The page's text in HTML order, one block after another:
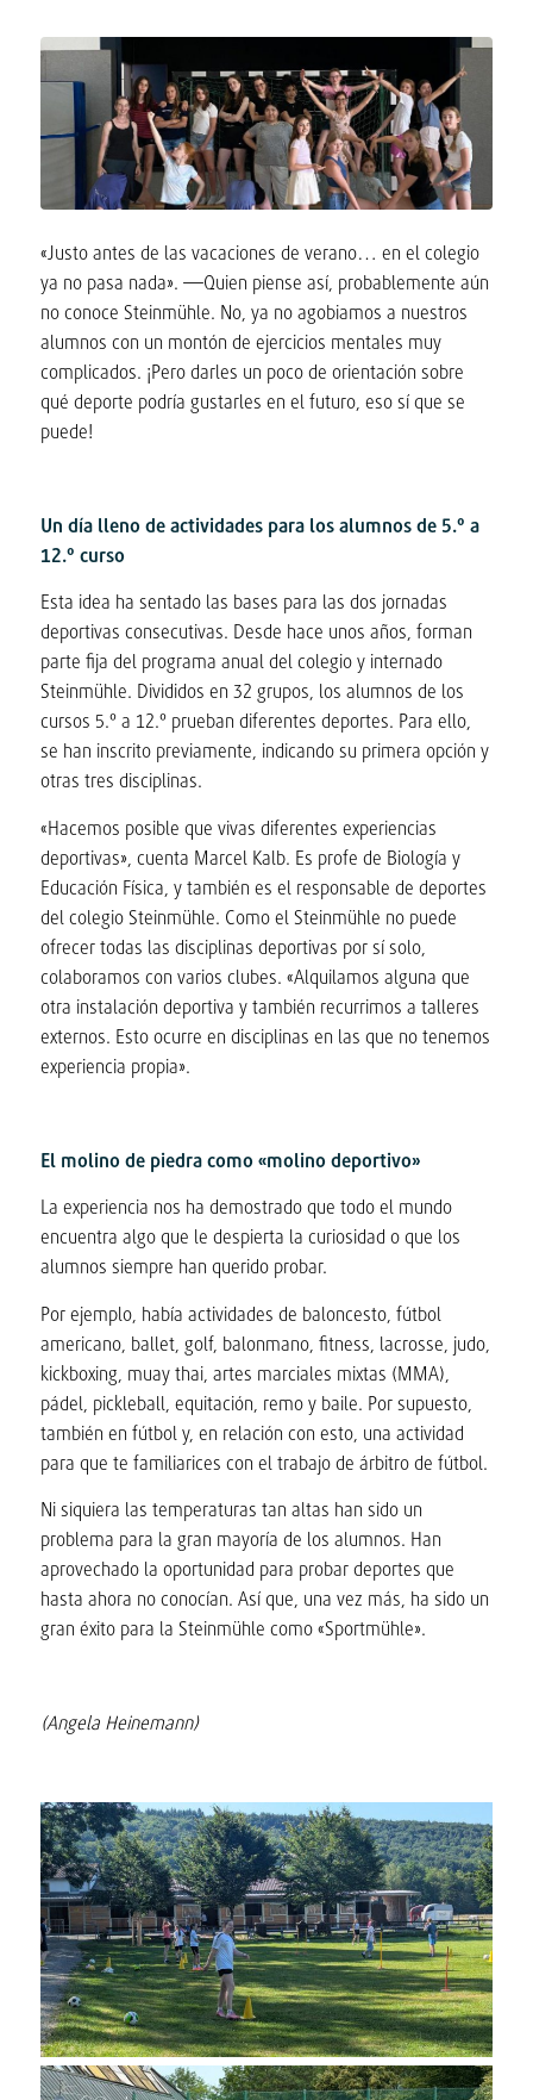
«Justo antes de las vacaciones de verano… en el colegio
ya no pasa nada». —Quien piense así, probablemente aún
no conoce Steinmühle. No, ya no agobiamos a nuestros
alumnos con un montón de ejercicios mentales muy
complicados. ¡Pero darles un poco de orientación sobre
qué deporte podría gustarles en el futuro, eso sí que se
puede!
Un día lleno de actividades para los alumnos de 5.º a
12.º curso
Esta idea ha sentado las bases para las dos jornadas
deportivas consecutivas. Desde hace unos años, forman
parte fija del programa anual del colegio y internado
Steinmühle. Divididos en 32 grupos, los alumnos de los
cursos 5.º a 12.º prueban diferentes deportes. Para ello,
se han inscrito previamente, indicando su primera opción y
otras tres disciplinas.
«Hacemos posible que vivas diferentes experiencias
deportivas», cuenta Marcel Kalb. Es profe de Biología y
Educación Física, y también es el responsable de deportes
del colegio Steinmühle. Como el Steinmühle no puede
ofrecer todas las disciplinas deportivas por sí solo,
colaboramos con varios clubes. «Alquilamos alguna que
otra instalación deportiva y también recurrimos a talleres
externos. Esto ocurre en disciplinas en las que no tenemos
experiencia propia».
El molino de piedra como «molino deportivo»
La experiencia nos ha demostrado que todo el mundo
encuentra algo que le despierta la curiosidad o que los
alumnos siempre han querido probar.
Por ejemplo, había actividades de baloncesto, fútbol
americano, ballet, golf, balonmano, fitness, lacrosse, judo,
kickboxing, muay thai, artes marciales mixtas (MMA),
pádel, pickleball, equitación, remo y baile. Por supuesto,
también en fútbol y, en relación con esto, una actividad
para que te familiarices con el trabajo de árbitro de fútbol.
Ni siquiera las temperaturas tan altas han sido un
problema para la gran mayoría de los alumnos. Han
aprovechado la oportunidad para probar deportes que
hasta ahora no conocían. Así que, una vez más, ha sido un
gran éxito para la Steinmühle como «Sportmühle».
(Angela Heinemann)